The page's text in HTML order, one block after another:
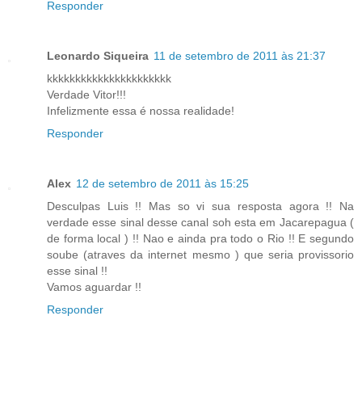
Responder
Leonardo Siqueira 11 de setembro de 2011 às 21:37
kkkkkkkkkkkkkkkkkkkkkk
Verdade Vitor!!!
Infelizmente essa é nossa realidade!
Responder
Alex 12 de setembro de 2011 às 15:25
Desculpas Luis !! Mas so vi sua resposta agora !! Na
verdade esse sinal desse canal soh esta em Jacarepagua (
de forma local ) !! Nao e ainda pra todo o Rio !! E segundo
soube (atraves da internet mesmo ) que seria provissorio
esse sinal !!
Vamos aguardar !!
Responder